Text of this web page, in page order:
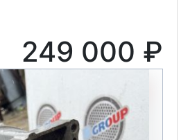
249 000 ₽